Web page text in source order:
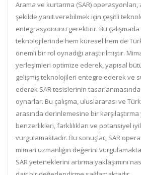
Arama ve kurtarma (SAR)
şekilde yanıt verebilmek için çeşitli
entegrasyonunu gerektirir. Bu çalışmada
teknolojilerinde hem küresel hem de
önemli bir rol oynadığı araştırılmıştır.
yerleşimleri optimize ederek, yapısal
gelişmiş teknolojileri entegre ederek ve
ederek SAR tesislerinin
oynarlar. Bu çalışma, uluslararası ve
arasında derinlemesine bir
benzerlikleri, farklılıkları ve potansiyel
vurgulamaktadır. Bu sonuçlar, SAR
mimari uzmanlığın değerini
SAR yeteneklerini artırma yaklaşımını